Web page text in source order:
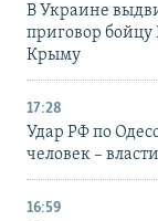
В Украине
приговор
Крыму
17:28
Удар РФ по
человек – власти
16:59